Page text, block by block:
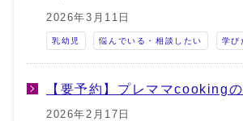
2026年3月11日
乳幼児 悩んでいる・相談したい 学び
【要予約】プレママcooking
2026年2月17日